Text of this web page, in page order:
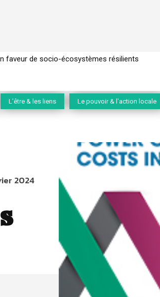
économique régénératif du vivant …
L'être & les liens Le pouvoir & l'action locale
2024